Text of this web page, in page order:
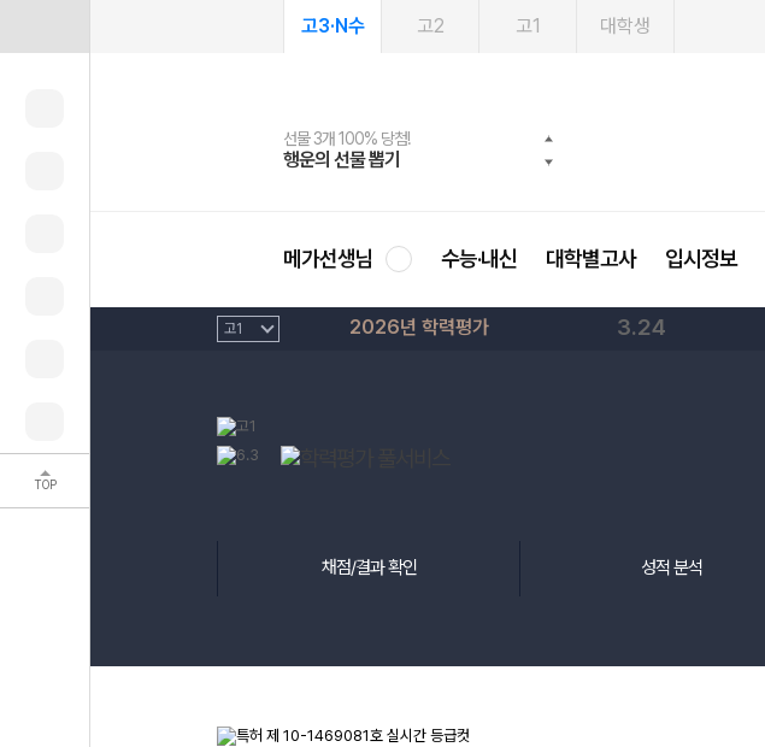
TOP
고3·N수 고2 고1 대학생
선물 3개 100% 당첨!
행운의 선물 뽑기
선물 100% 증정!
메가스터디 X 올리브
여름방학 스터디 캐시백
메가런 썸머스쿨
2027 러셀 단과
강사 공개선발
스마트러닝앱
설문 EVENT
메가패스
3일 무료 체험권
메가패스 수강생 무료혜택!
메가클럽 멤버십
사회공헌 캠페인
희망이룸 메가나눔
메가선생님 수능·내신 대학별고사 입시정보
2026년 학력평가 3.24
채점/결과 확인 성적 분석